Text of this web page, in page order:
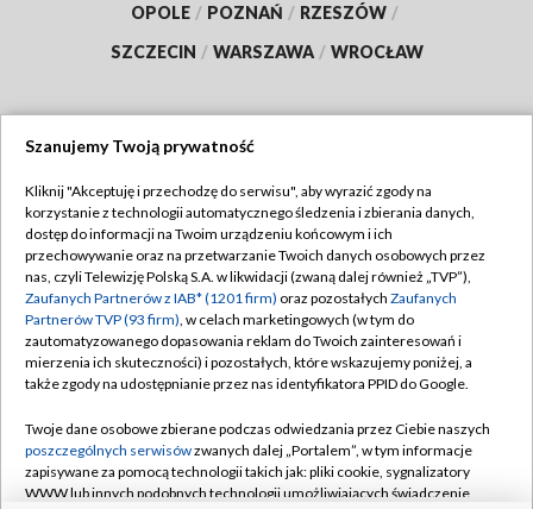
OPOLE / POZNAŃ / RZESZÓW /
SZCZECIN / WARSZAWA / WROCŁAW
TVP
Abonament TVP
Emisja w TVP
Centrum informacji TVP
Naziemna Telewizja Cyfrowa
Rada Programowa
System NOS
Regulamin TVP
Polityka prywatności
Moje zgody
Pomoc
Kontakt
Szanujemy Twoją prywatność
Kliknij "Akceptuję i przechodzę do serwisu", aby wyrazić zgody na
korzystanie z technologii automatycznego śledzenia i zbierania danych,
dostęp do informacji na Twoim urządzeniu końcowym i ich
przechowywanie oraz na przetwarzanie Twoich danych osobowych przez
nas, czyli Telewizję Polską S.A. w likwidacji (zwaną dalej również „TVP”),
Zaufanych Partnerów z IAB* (1201 firm) oraz pozostałych Zaufanych
Partnerów TVP (93 firm), w celach marketingowych (w tym do
zautomatyzowanego dopasowania reklam do Twoich zainteresowań i
mierzenia ich skuteczności) i pozostałych, które wskazujemy poniżej, a
także zgody na udostępnianie przez nas identyfikatora PPID do Google.
Twoje dane osobowe zbierane podczas odwiedzania przez Ciebie naszych
poszczególnych serwisówzwanych dalej „Portalem”, w tym informacje
zapisywane za pomocą technologii takich jak: pliki cookie, sygnalizatory
WWW lub innych podobnych technologii umożliwiających świadczenie